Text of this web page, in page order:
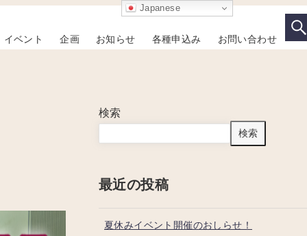
イベント 企画 お知らせ 各種申込み お問い合わせ
検索
検索
最近の投稿
夏休みイベント開催のおしらせ！
Japanese